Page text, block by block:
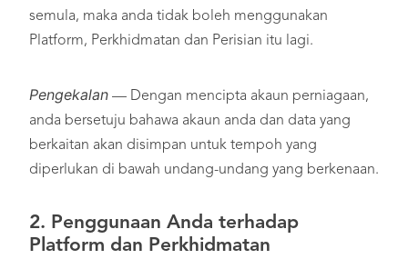
semula, maka anda tidak boleh menggunakan
Platform, Perkhidmatan dan Perisian itu lagi.
Pengekalan — Dengan mencipta akaun perniagaan,
anda bersetuju bahawa akaun anda dan data yang
berkaitan akan disimpan untuk tempoh yang
diperlukan di bawah undang-undang yang berkenaan.
2. Penggunaan Anda terhadap
Platform dan Perkhidmatan